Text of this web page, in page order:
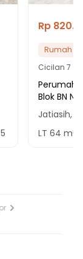
5
Rp
Rumah
Cicilan 7
Blok BN
Jatiasih,
LT 64 m²